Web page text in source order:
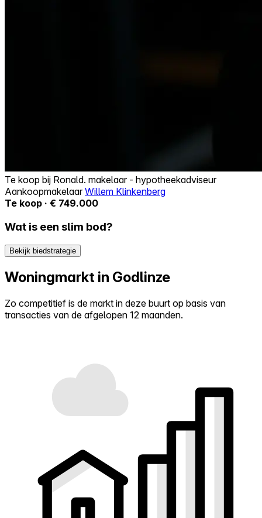
Te koop bij Ronald. makelaar - hypotheekadviseur
AankoopmakelaarWillem Klinkenberg
Te koop · € 749.000
Wat is een slim bod?
Bekijk biedstrategie
Woningmarkt in Godlinze
Zo competitief is de markt in deze buurt op basis van
transacties van de afgelopen 12 maanden.